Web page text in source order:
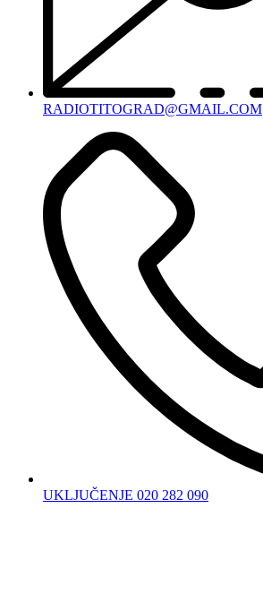
RADIOTITOGRAD@GMAIL.COM
UKLJUČENJE 020 282 090